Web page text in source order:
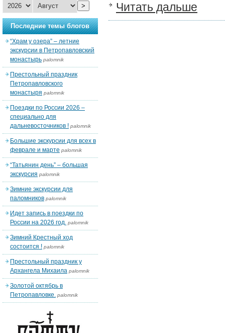
Читать дальше
>
Последние темы блогов
“Храм у озера” – летние
экскурсии в Петропавловский
монастырь palomnik
Престольный праздник
Петропавловского
монастыря palomnik
Поездки по России 2026 –
специально для
дальневосточников ! palomnik
Большие экскурсии для всех в
феврале и марте palomnik
“Татьянин день” – большая
экскурсия palomnik
Зимние экскурсии для
паломников palomnik
Идет запись в поездки по
России на 2026 год. palomnik
Зимний Крестный ход
состоится ! palomnik
Престольный праздник у
Архангела Михаила palomnik
Золотой октябрь в
Петропавловке. palomnik